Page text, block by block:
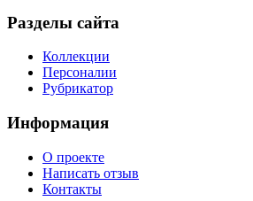
Разделы сайта
Коллекции
Персоналии
Рубрикатор
Информация
О проекте
Написать отзыв
Контакты